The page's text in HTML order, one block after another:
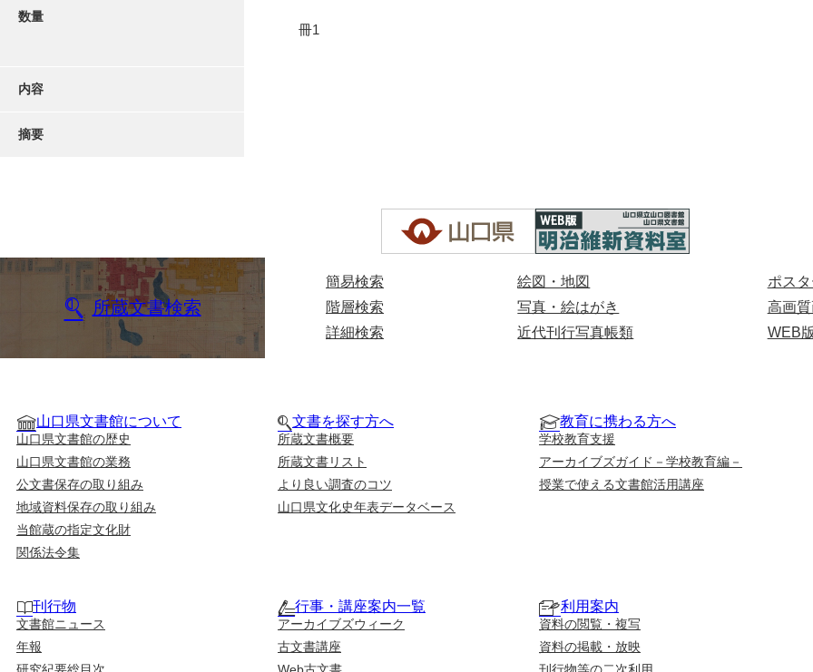
数量
冊1
内容
摘要
所蔵文書検索
簡易検索
階層検索
詳細検索
絵図・地図
写真・絵はがき
近代刊行写真帳類
ポス
高画
WEB
山口県文書館について
山口県文書館の歴史
山口県文書館の業務
公文書保存の取り組み
地域資料保存の取り組み
当館蔵の指定文化財
関係法令集
文書を探す方へ
所蔵文書概要
所蔵文書リスト
より良い調査のコツ
山口県文化史年表データベース
教育に携わる方へ
学校教育支援
アーカイブズガイド－学校教育編－
授業で使える文書館活用講座
刊行物
文書館ニュース
年報
行事・講座案内一覧
アーカイブズウィーク
古文書講座
利用案内
資料の閲覧・複写
資料の掲載・放映